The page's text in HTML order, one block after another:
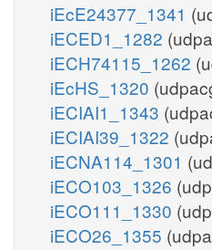
iEcE24377_1341
iECED1_1282
iECH74115_1262
iEcHS_1320
iECIAI1_1343
iECIAI39_1322
iECNA114_1301
iECO103_1326
iECO111_1330
iECO26_1355